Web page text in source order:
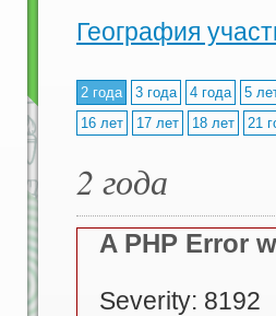
География
2 года 3 года 4 года
5
16 лет
17 лет 18 лет 21
2 года
A PHP Error
Severity: 8192